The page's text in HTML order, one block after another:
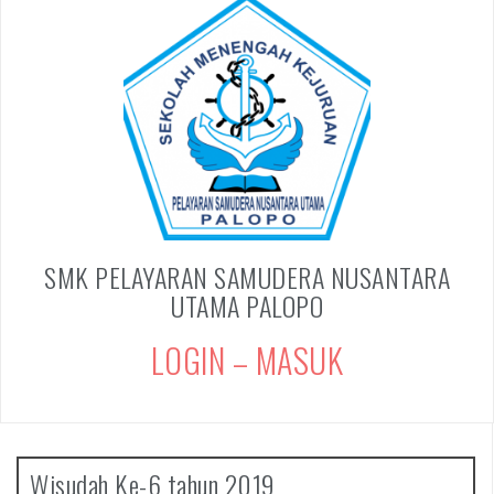
SMK PELAYARAN SAMUDERA NUSANTARA
UTAMA PALOPO
LOGIN – MASUK
Wisudah Ke-6 tahun 2019